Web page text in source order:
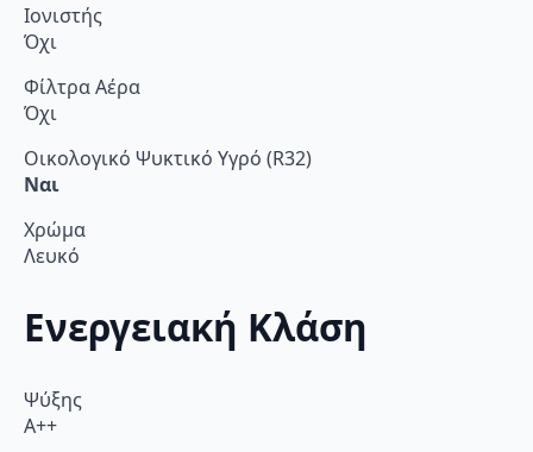
Ιονιστής
Όχι
Φίλτρα Αέρα
Όχι
Οικολογικό Ψυκτικό Υγρό (R32)
Ναι
Χρώμα
Λευκό
Ενεργειακή Κλάση
Ψύξης
A++